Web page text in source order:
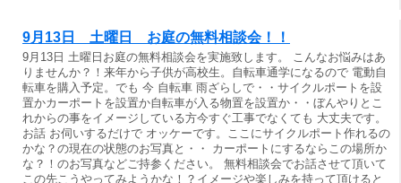
9月13日 土曜日 お庭の無料相談会！！
9月13日 土曜日お庭の無料相談会を実施致します。 こんなお悩みはあ
りませんか？！来年から子供が高校生。自転車通学になるので 電動自
転車を購入予定。でも 今 自転車 雨ざらしで・・サイクルポートを設
置かカーポートを設置か自転車が入る物置を設置か・・ぼんやりとこ
れからの事をイメージしている方今すぐ工事でなくても 大丈夫です。
お話 お伺いするだけで オッケーです。ここにサイクルポート作れるの
かな？の現在の状態のお写真と・・ カーポートにするならこの場所か
な？！のお写真などご持参ください。 無料相談会でお話させて頂いて
この先こうやってみようかな！？イメージや楽しみを持って頂けると